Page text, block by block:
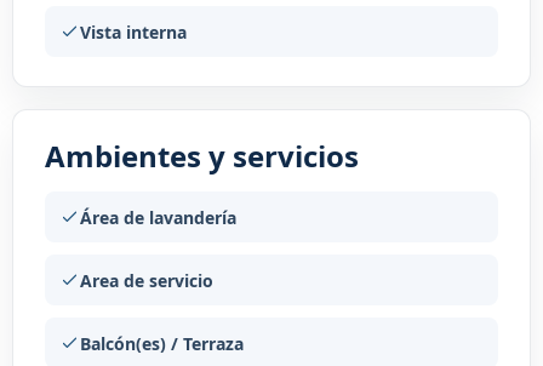
Vista interna
Ambientes y servicios
Área de lavandería
Area de servicio
Balcón(es) / Terraza